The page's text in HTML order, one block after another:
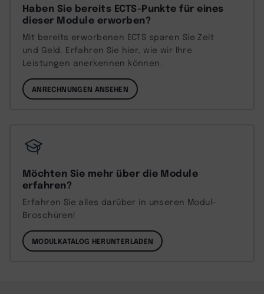
Haben Sie bereits ECTS-Punkte für eines
dieser Module erworben?
Mit bereits erworbenen ECTS sparen Sie Zeit
und Geld. Erfahren Sie hier, wie wir Ihre
Leistungen anerkennen können.
ANRECHNUNGEN ANSEHEN
Möchten Sie mehr über die Module
erfahren?
Erfahren Sie alles darüber in unseren Modul-
Broschüren!
MODULKATALOG HERUNTERLADEN